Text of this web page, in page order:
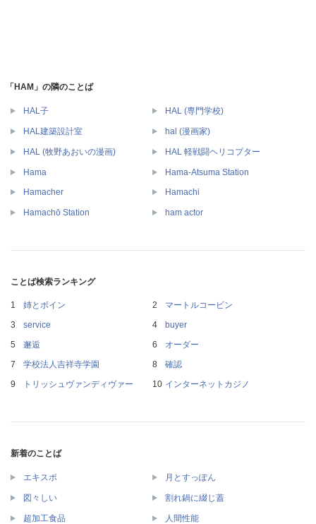
「HAM」の隣のことば
HAL子 HAL (専門学校)
HAL建築設計室 hal (漫画家)
HAL (牧野あおいの漫画) HAL 軽戦闘ヘリコプター
Hama Hama-Atsuma Station
Hamacher Hamachi
Hamachō Station ham actor
ことば検索ランキング
姉とボイン
マートルコービン
service
buyer
邂逅
オーダー
学校法人吉祥寺学園
確認
トリッシュヴァンディヴァー
インターネットカジノ
新着のことば
エキスポ 月とすっぽん
図々しい 割れ鍋に綴じ蓋
超加工食品 人間性能